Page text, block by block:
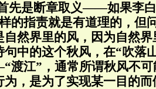
先是断章取义——如果李
的指责就是有道理的，但
自然界里的风，因为自然
句中的这个秋风，在“吹落
江”，通常所谓秋风不可
为，是为了实现某一目的